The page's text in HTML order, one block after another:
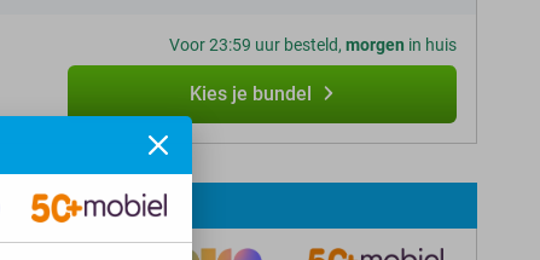
Voor 23:59 uur besteld, morgen in huis
Kies je bundel